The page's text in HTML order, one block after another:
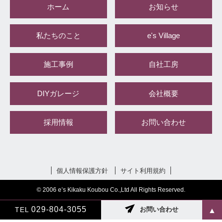
TEL 029-804-3055 お問い合わせ ▲
ホーム お知らせ
私たちのこと e's Village
施工事例 自社工房
DIYガレージ 会社概要
採用情報 お問い合わせ
個人情報保護方針 サイト利用規約
© 2006 e’s Kikaku Koubou Co.,Ltd All Rights Reserved.